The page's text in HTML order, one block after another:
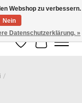
Wunschzettel
Ihr
/
Webshop zu verbessern.
Nein
Datenschutzerklärung. »